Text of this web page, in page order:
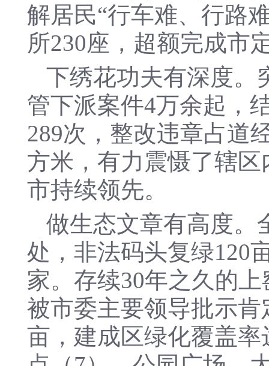
解居民“行车难、行路
所230座，超额完成市
下绣花功夫有深度。
管下派案件4万余起，
289次，整改违章占道
方米，有力震慑了辖
市持续领先。
做生态文章有高度。
处，非法码头复绿120
家。存续30年之久的
被市委主要领导批示
亩，建成区绿化覆盖